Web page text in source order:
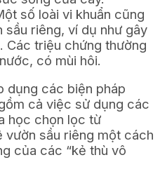
số loài vi khuẩn cũng
riêng, ví dụ như gây
Các triệu chứng thường
có mùi hôi.
dụng các biện pháp
cả việc sử dụng các
học chọn lọc từ
vườn sầu riêng một cách
của các “kẻ thù vô